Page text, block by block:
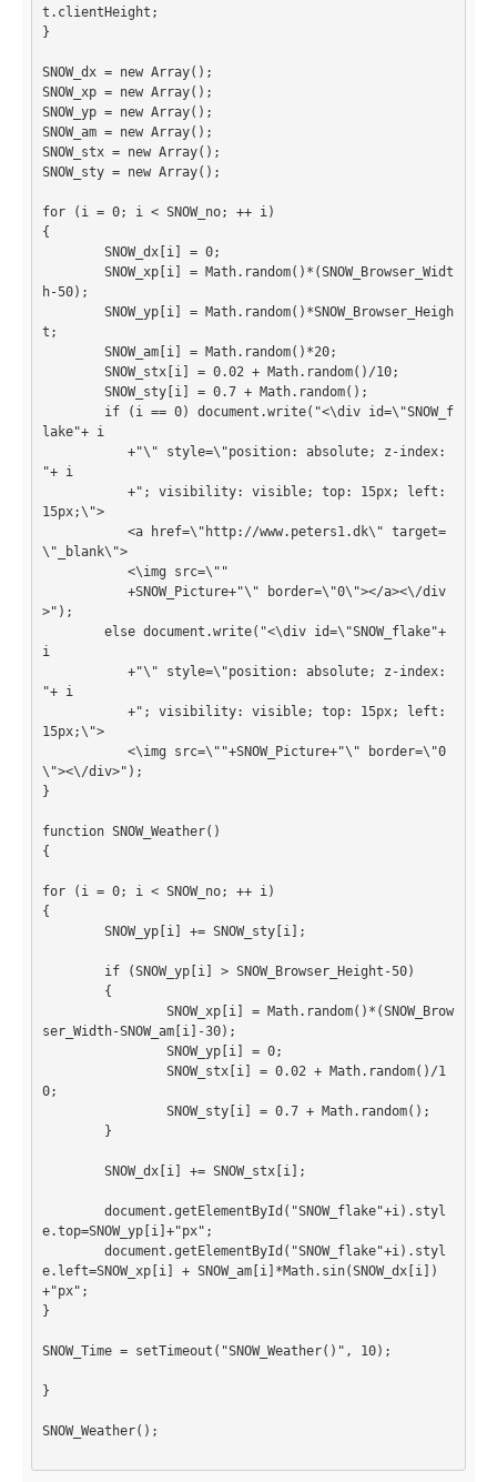
Home
PovRay
PHP
Webdesign
CMS
JavaScript
Sicherheit
PovRay
PHP
Webdesign
CMS
JavaScript
Sicherheit
Home
PovRay
Webdesign
CMS
JavaScript
Sicherheit
Webdesign
Grafik
t.clientHeight;
}
SNOW_dx = new Array();
SNOW_xp = new Array();
SNOW_yp = new Array();
SNOW_am = new Array();
SNOW_stx = new Array();
SNOW_sty = new Array();
for (i = 0; i < SNOW_no; ++ i)
{
h-50);
t;
lake"+ i
"+ i
15px;\">
\"_blank\">
>");
i
"+ i
15px;\">
\"><\/div>");
}
function SNOW_Weather()
{
for (i = 0; i < SNOW_no; ++ i)
{
ser_Width-SNOW_am[i]-30);
0;
e.top=SNOW_yp[i]+"px";
e.left=SNOW_xp[i] + SNOW_am[i]*Math.sin(SNOW_dx[i])
+"px";
}
SNOW_Time = setTimeout("SNOW_Weather()", 10);
}
SNOW_Weather();